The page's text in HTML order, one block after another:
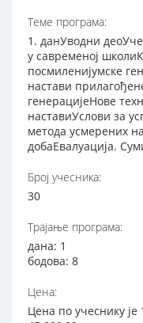
Теме програма:
1. данУводни
у савременој
посмиленијумске
настави
генерацијеНове
наставиУслови за
метода усмерених
добаЕвалуација.
Број учесника:
30
Трајање програма:
дана: 1
бодова: 8
Цена:
Цена по учеснику